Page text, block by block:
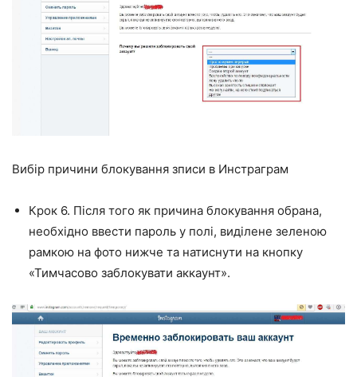
Вибір причини блокування зписи в Инстраграм
Крок 6. Після того як причина блокування обрана,
необхідно ввести пароль у полі, виділене зеленою
рамкою на фото нижче та натиснути на кнопку
«Тимчасово заблокувати аккаунт».